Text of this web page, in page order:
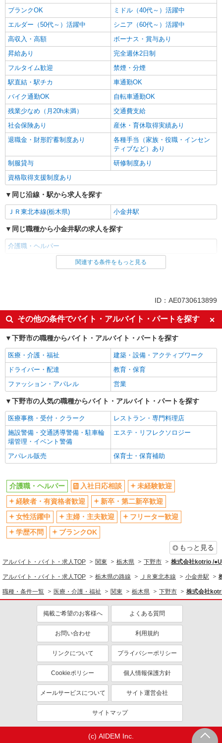
ブランクOK
ミドル（40代～）活躍中
エルダー（50代～）活躍中
シニア（60代～）活躍中
高収入・高額
ボーナス・賞与あり
昇給あり
完全週休2日制
フルタイム歓迎
禁煙・分煙
駅直結・駅チカ
車通勤OK
バイク通勤OK
自転車通勤OK
残業少なめ（月20h未満）
交通費支給
社会保険あり
産休・育休取得実績あり
退職金・財形貯蓄制度あり
各種手当（家族・役職・インセン
ティブなど）あり
制服貸与
研修制度あり
資格取得支援制度あり
同じ沿線・駅から求人を探す
ＪＲ東北本線(栃木県) 小金井駅
同じ職種から小金井駅の求人を探す
介護職・ヘルパー
同じ雇用形態から小金井駅の求人を探す
入社日応相談
未経験歓迎
経験者・有資格者歓迎
新卒・第二新卒歓迎
女性活躍中
主婦・主夫歓迎
フリーター歓迎
学歴不問
ブランクOK
ミドル（40代～）活躍中
エルダー（50代～）活躍中
シニア（60代～）活躍中
高収入・高額
ボーナス・賞与あり
昇給あり
完全週休2日制
フルタイム歓迎
禁煙・分煙
駅直結・駅チカ
バイク通勤OK
自転車通勤OK
社会保険あり
産休・育休取得実績あり
退職金・財形貯蓄制度あり
各種手当（家族・役職・インセン
ティブなど）あり
制服貸与
研修制度あり
資格取得支援制度あり
医療・介護・福祉
介護職・ヘルパー
同じ特徴から求人を探す
未経験歓迎
ミドル（40代～）活躍中
ボーナス・賞与あり
車通勤OK
社会保険あり
産休・育休取得実績あり
関連する条件をもっと見る
ID：AE0730613899
その他の条件でバイト・アルバイト・パートを探す
下野市の職種からバイト・アルバイト・パートを探す
医療・介護・福祉
建築・設備・アクティブワーク
ドライバー・配達
教育・保育
ファッション・アパレル
営業
下野市の人気の職種からバイト・アルバイト・パートを探す
医療事務・受付・クラーク
レストラン・専門料理店
施設警備・交通誘導警備・駐車輪
場管理・イベント警備
エステ・リフレクソロジー
アパレル販売 保育士・保育補助
介護職・ヘルパー 入社日応相談
未経験歓迎
経験者・有資格者歓迎
新卒・第二新卒歓迎
女性活躍中
主婦・主夫歓迎
フリーター歓迎
学歴不問
ブランクOK
もっと見る
アルバイト・バイト・求人TOP 関東 栃木県 下野市 株式会社kotrio /
アルバイト・バイト・求人TOP 栃木県の路線 ＪＲ東北本線 小金井駅
職種・条件一覧 医療・介護・福祉 関東 栃木県 下野市 株式会社
掲載ご希望のお客様へ よくある質問
お問い合わせ 利用規約
リンクについて プライバシーポリシー
Cookieポリシー 個人情報保護方針
メールサービスについて サイト運営会社
サイトマップ
(c) AIDEM Inc.